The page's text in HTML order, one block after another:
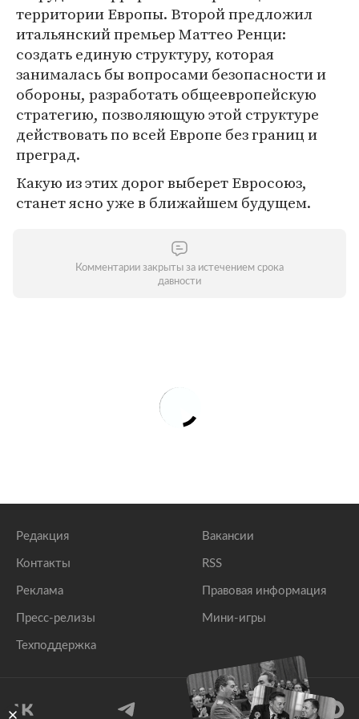
территории Европы. Второй предложил
итальянский премьер Маттео Ренци:
создать единую структуру, которая
занималась бы вопросами безопасности и
обороны, разработать общеевропейскую
стратегию, позволяющую этой структуре
действовать по всей Европе без границ и
преград.
Какую из этих дорог выберет Евросоюз,
станет ясно уже в ближайшем будущем.
Комментарии закрыты за истечением срока
давности
Редакция
Контакты
Реклама
Пресс-релизы
Техподдержка
Вакансии
RSS
Правовая информация
Мини-игры